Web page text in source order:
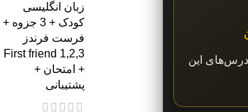
درس‌های این
زبان انگلیسی
کودک + 3 جزوه +
فرست فرندز
2,3,First friend 1
+ امتحان +
پشتیبانی